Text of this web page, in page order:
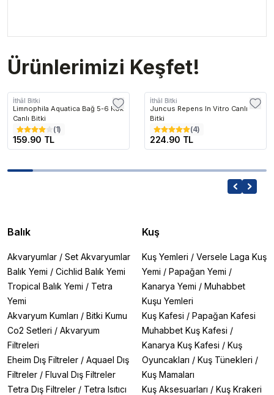
Ürünlerimizi Keşfet!
İthâl Bitki
Limnophila Aquatica Bağ 5-6 Kök
Canlı Bitki
(1)
159.90 TL
İthâl Bitki
Juncus Repens In Vitro Canlı
Bitki
(4)
224.90 TL
Balık
Akvaryumlar / Set Akvaryumlar
Balık Yemi / Cichlid Balık Yemi
Tropical Balık Yemi / Tetra
Yemi
Akvaryum Kumları / Bitki Kumu
Co2 Setleri / Akvaryum
Filtreleri
Eheim Dış Filtreler / Aquael Dış
Filtreler / Fluval Dış Filtreler
Tetra Dış Filtreler / Tetra Isıtıcı
Kuş
Kuş Yemleri / Versele Laga Kuş
Yemi / Papağan Yemi /
Kanarya Yemi / Muhabbet
Kuşu Yemleri
Kuş Kafesi / Papağan Kafesi
Muhabbet Kuş Kafesi /
Kanarya Kuş Kafesi / Kuş
Oyuncakları / Kuş Tünekleri /
Kuş Mamaları
Kuş Aksesuarları / Kuş Krakeri